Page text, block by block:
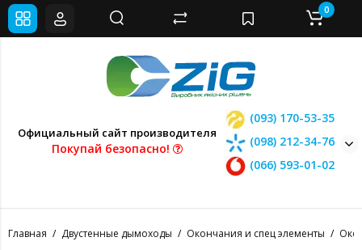
Официальный сайт производителя
Покупай безопасно!
(093) 170-53-35
(098) 212-34-76
(066) 593-01-02
0
Главная Двустенные дымоходы Окончания и спец элементы